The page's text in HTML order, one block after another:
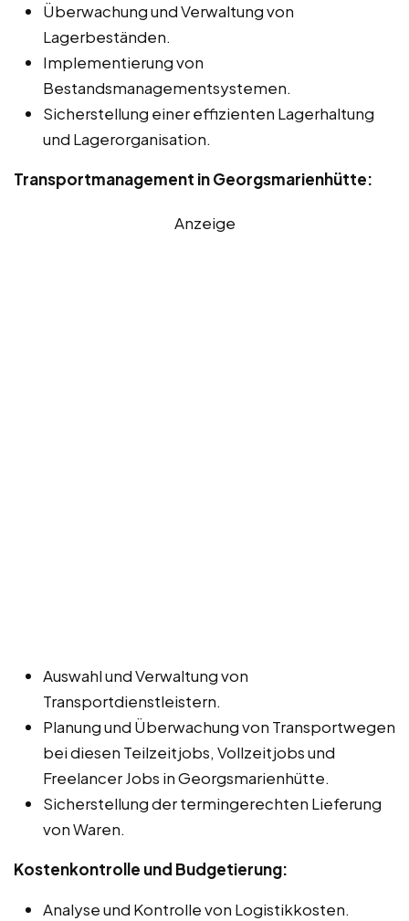
Überwachung und Verwaltung von
Lagerbeständen.
Implementierung von
Bestandsmanagementsystemen.
Sicherstellung einer effizienten Lagerhaltung
und Lagerorganisation.
Transportmanagement in Georgsmarienhütte:
Anzeige
Auswahl und Verwaltung von
Transportdienstleistern.
Planung und Überwachung von Transportwegen
bei diesen Teilzeitjobs, Vollzeitjobs und
Freelancer Jobs in Georgsmarienhütte.
Sicherstellung der termingerechten Lieferung
von Waren.
Kostenkontrolle und Budgetierung:
Analyse und Kontrolle von Logistikkosten.